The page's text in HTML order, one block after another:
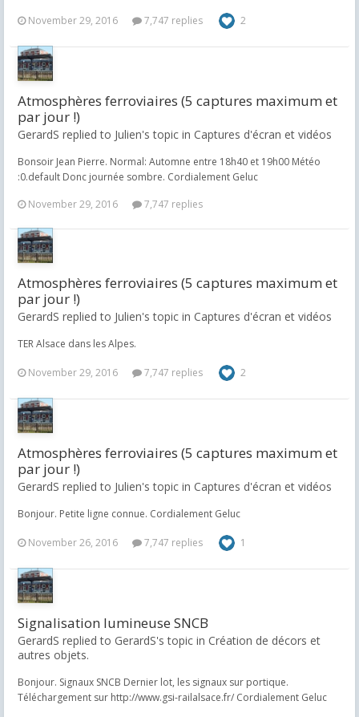
November 29, 2016 7,747 replies 2
Atmosphères ferroviaires (5 captures maximum et
par jour !)
GerardS replied to Julien's topic in Captures d'écran et vidéos
Bonsoir Jean Pierre. Normal: Automne entre 18h40 et 19h00 Météo
:0.default Donc journée sombre. Cordialement Geluc
November 29, 2016
7,747 replies
Atmosphères ferroviaires (5 captures maximum et
par jour !)
GerardS replied to Julien's topic in Captures d'écran et vidéos
TER Alsace dans les Alpes.
November 29, 2016 7,747 replies 2
Atmosphères ferroviaires (5 captures maximum et
par jour !)
GerardS replied to Julien's topic in Captures d'écran et vidéos
Bonjour. Petite ligne connue. Cordialement Geluc
November 26, 2016 7,747 replies 1
Signalisation lumineuse SNCB
GerardS replied to GerardS's topic in Création de décors et
autres objets.
Bonjour. Signaux SNCB Dernier lot, les signaux sur portique.
Téléchargement sur http://www.gsi-railalsace.fr/ Cordialement Geluc